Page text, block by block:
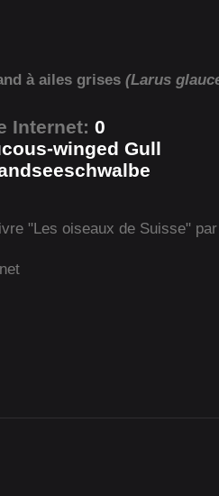
à ailes grises (Larus
Internet: 0
winged Gull
"Les oiseaux de Suisse"